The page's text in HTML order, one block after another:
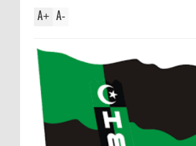
A+ A-